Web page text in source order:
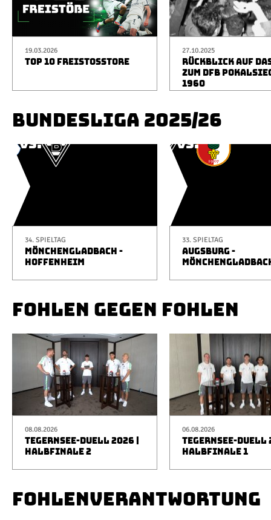
19.03.2026
TOP 10 FREISTOSSTORE
27.10.2025
RÜCKBLICK AUF
ZUM DFB
1960
BUNDESLIGA 2025/26
34. SPIELTAG
MÖNCHENGLADBACH -
HOFFENHEIM
33. SPIELTAG
AUGSBURG -
FOHLEN GEGEN FOHLEN
08.08.2026
TEGERNSEE-DUELL 2026 |
HALBFINALE 2
06.08.2026
TEGERNSEE-DUELL
HALBFINALE 1
FOHLENVERANTWORTUNG